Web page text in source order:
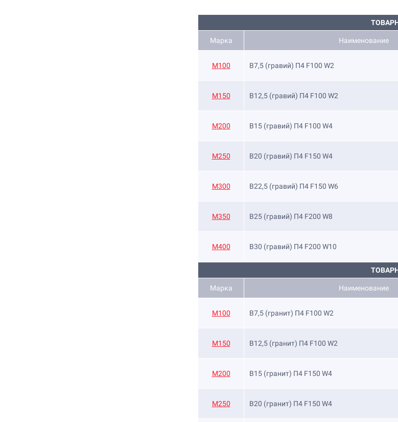
Марка Наименование
M100 B7,5 (гравий) П4 F100 W2
М150 B12,5 (гравий) П4 F100 W2
М200 B15 (гравий) П4 F100 W4
М250 B20 (гравий) П4 F150 W4
М300 B22,5 (гравий) П4 F150 W6
М350 B25 (гравий) П4 F200 W8
М400 B30 (гравий) П4 F200 W10
Марка Наименование
M100 B7,5 (гранит) П4 F100 W2
M150 B12,5 (гранит) П4 F100 W2
М200 B15 (гранит) П4 F150 W4
М250 B20 (гранит) П4 F150 W4